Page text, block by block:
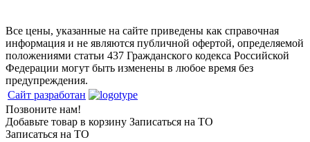
Все цены, указанные на сайте приведены как справочная
информация и не являются публичной офертой, определяемой
положениями статьи 437 Гражданского кодекса Российской
Федерации могут быть изменены в любое время без
предупреждения.
Сайт разработан
Позвоните нам!
Добавьте товар в корзину Записаться на ТО
Записаться на ТО